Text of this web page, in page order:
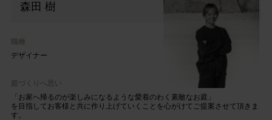
森田 樹
職種
デザイナー
庭づくりへ思い
「お家へ帰るのが楽しみになるような愛着のわく素敵なお庭」
を目指してお客様と共に作り上げていくことを心がけてご提案させて頂きま
す。